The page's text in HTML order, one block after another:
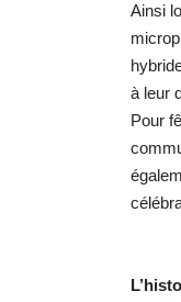
Ainsi
à leur
Pour